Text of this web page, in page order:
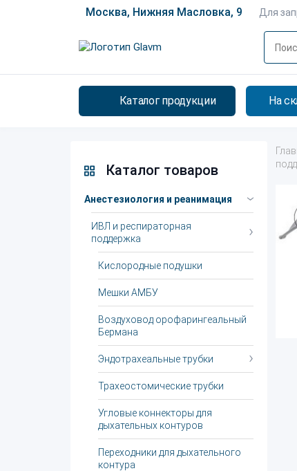
Москва, Нижняя Масловка, 9 Для
Каталог продукции На
Каталог товаров
Анестезиология и реанимация
ИВЛ и респираторная
поддержка
Кислородные подушки
Мешки АМБУ
Воздуховод орофарингеальный
Бермана
Эндотрахеальные трубки
Трахеостомические трубки
Угловые коннекторы для
дыхательных контуров
Переходники для дыхательного
контура